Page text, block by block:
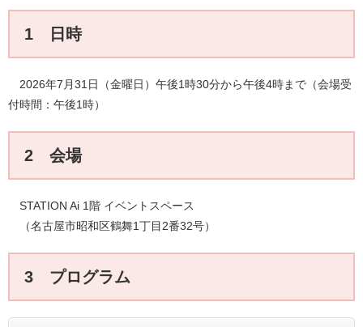
1 日時
2026年7月31日（金曜日）午後1時30分から午後4時まで（会場受
付時間：午後1時）
2 会場
STATION Ai 1階 イベントスペース
（名古屋市昭和区鶴舞1丁目2番32号）​
3 プログラム